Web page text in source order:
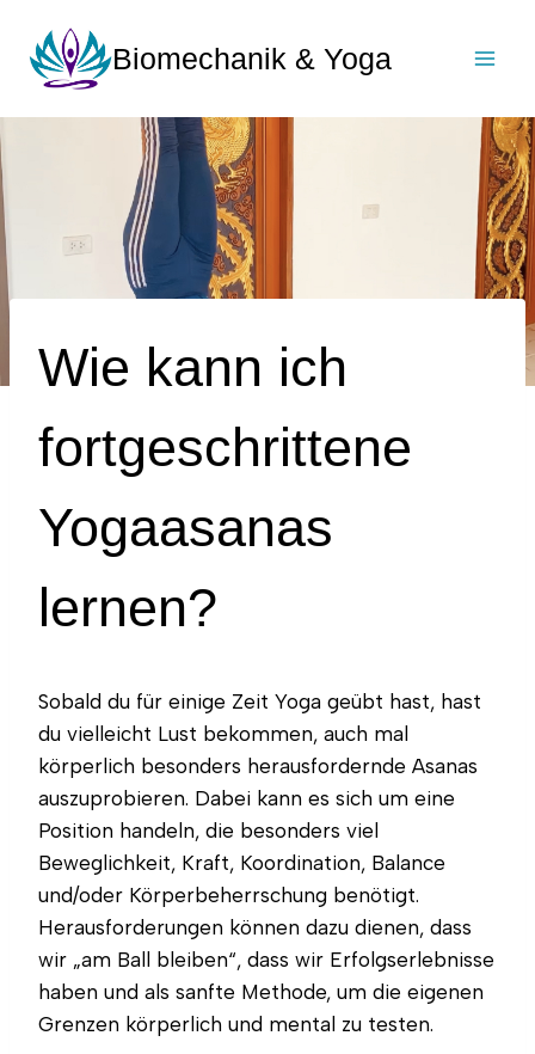
Inhalt
springen
Biomechanik & Yoga
Wie kann ich
fortgeschrittene
Yogaasanas
lernen?
Sobald du für einige Zeit Yoga geübt hast, hast
du vielleicht Lust bekommen, auch mal
körperlich besonders herausfordernde Asanas
auszuprobieren. Dabei kann es sich um eine
Position handeln, die besonders viel
Beweglichkeit, Kraft, Koordination, Balance
und/oder Körperbeherrschung benötigt.
Herausforderungen können dazu dienen, dass
wir „am Ball bleiben“, dass wir Erfolgserlebnisse
haben und als sanfte Methode, um die eigenen
Grenzen körperlich und mental zu testen.